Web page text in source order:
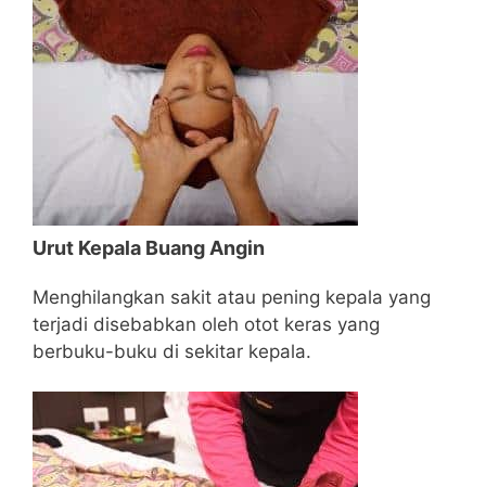
Urut Kepala Buang Angin
Menghilangkan sakit atau pening kepala yang
terjadi disebabkan oleh otot keras yang
berbuku-buku di sekitar kepala.